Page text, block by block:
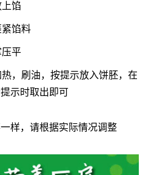
馅
馅料
平
，刷油，按提示放入饼胚，在
示时取出即可
样，请根据实际情况调整